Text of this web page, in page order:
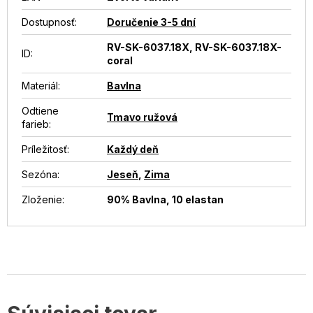
Dostupnosť: Doručenie 3-5 dní
ID:
RV-SK-6037.18X, RV-SK-6037.18X-
coral
Materiál: Bavlna
Odtiene
farieb:
Tmavo ružová
Príležitosť: Každý deň
Sezóna: Jeseň Zima
Zloženie: 90% Bavlna, 10 elastan